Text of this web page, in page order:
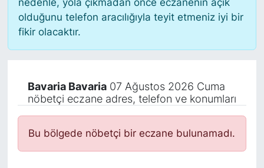
nedenle, yola çıkmadan önce eczanenin açık
olduğunu telefon aracılığıyla teyit etmeniz iyi bir
fikir olacaktır.
Bavaria Bavaria07 Ağustos 2026 Cuma
nöbetçi eczane adres, telefon ve konumları
Bu bölgede nöbetçi bir eczane bulunamadı.